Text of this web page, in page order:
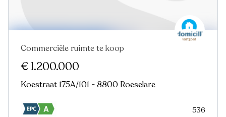
Commerciële ruimte te koop
€ 1.200.000
Koestraat 175A/101 - 8800 Roeselare
536